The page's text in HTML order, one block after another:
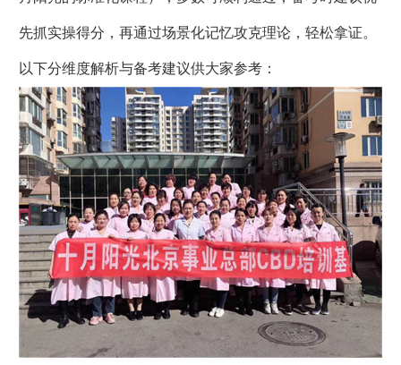
先抓实操得分，再通过场景化记忆攻克理论，轻松拿证。
以下分维度解析与备考建议供大家参考：